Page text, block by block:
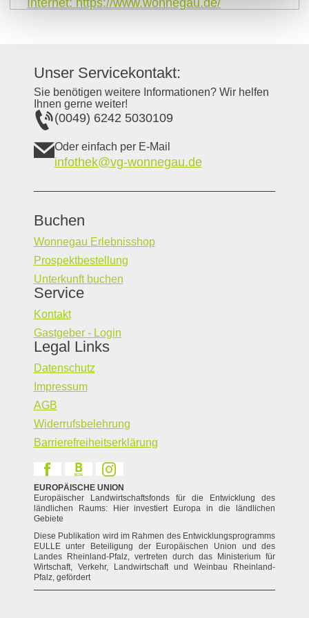
Unser Servicekontakt:
Sie benötigen weitere Informationen? Wir helfen
Ihnen gerne weiter!
(0049) 6242 5030109
Oder einfach per E-Mail
infothek@vg-wonnegau.de
Buchen
Wonnegau Erlebnisshop
Prospektbestellung
Unterkunft buchen
Service
Kontakt
Gastgeber - Login
Legal Links
Datenschutz
Impressum
AGB
Widerrufsbelehrung
Barrierefreiheitserklärung
EUROPÄISCHE UNION
Europäischer Landwirtschaftsfonds für die Entwicklung des
ländlichen Raums: Hier investiert Europa in die ländlichen
Gebiete
Diese Publikation wird im Rahmen des Entwicklungsprogramms
EULLE unter Beteiligung der Europäischen Union und des
Landes Rheinland-Pfalz, vertreten durch das Ministerium für
Wirtschaft, Verkehr, Landwirtschaft und Weinbau Rheinland-
Pfalz, gefördert